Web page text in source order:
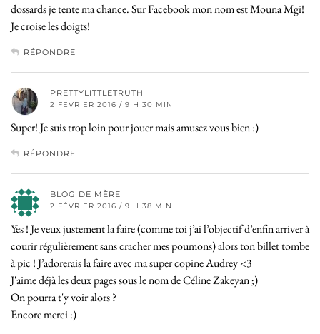
dossards je tente ma chance. Sur Facebook mon nom est Mouna Mgi!
Je croise les doigts!
RÉPONDRE
PRETTYLITTLETRUTH
2 FÉVRIER 2016 / 9 H 30 MIN
Super! Je suis trop loin pour jouer mais amusez vous bien :)
RÉPONDRE
BLOG DE MÈRE
2 FÉVRIER 2016 / 9 H 38 MIN
Yes ! Je veux justement la faire (comme toi j’ai l’objectif d’enfin arriver à
courir régulièrement sans cracher mes poumons) alors ton billet tombe
à pic ! J’adorerais la faire avec ma super copine Audrey <3
J'aime déjà les deux pages sous le nom de Céline Zakeyan ;)
On pourra t'y voir alors ?
Encore merci :)